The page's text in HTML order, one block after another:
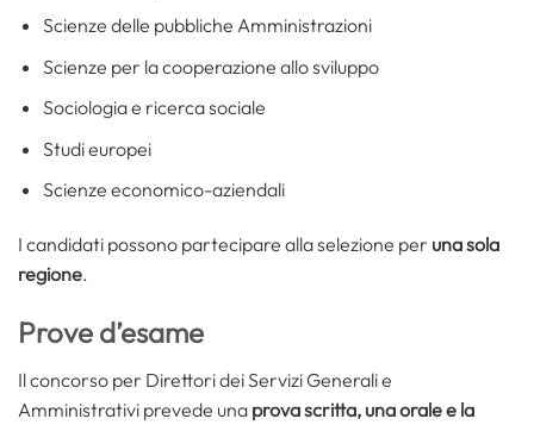
Scienze delle pubbliche Amministrazioni
Scienze per la cooperazione allo sviluppo
Sociologia e ricerca sociale
Studi europei
Scienze economico-aziendali
I candidati possono partecipare alla selezione per una sola
regione.
Prove d’esame
Il concorso per Direttori dei Servizi Generali e
Amministrativi prevede una prova scritta, una orale e la